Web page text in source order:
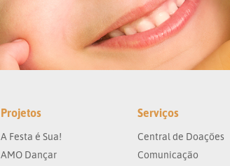
Projetos
A Festa é Sua!
AMO Dançar
Serviços
Central de Doações
Comunicação